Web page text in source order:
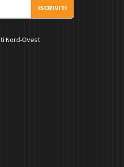
ISCRIVITI
Nord-Ovest